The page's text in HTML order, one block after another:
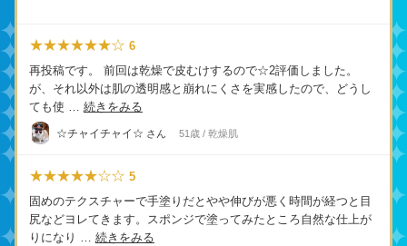
★★★★★★☆ 6
再投稿です。 前回は乾燥で皮むけするので☆2評価しました。
が、それ以外は肌の透明感と崩れにくさを実感したので、どうし
ても使 … 続きをみる
☆チャイチャイ☆ さん 51歳 / 乾燥肌
★★★★★☆☆ 5
固めのテクスチャーで手塗りだとやや伸びが悪く時間が経つと目
尻などヨレてきます。スポンジで塗ってみたところ自然な仕上が
りになり … 続きをみる